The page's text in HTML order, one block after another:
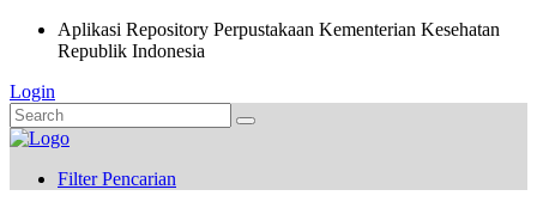
Aplikasi Repository Perpustakaan Kementerian Kesehatan
Republik Indonesia
Login
Filter Pencarian